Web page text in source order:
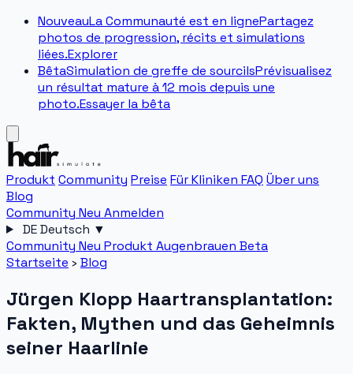
NouveauLa Communauté est en lignePartagez
photos de progression, récits et simulations
liées.Explorer
BêtaSimulation de greffe de sourcilsPrévisualisez
un résultat mature à 12 mois depuis une
photo.Essayer la bêta
Produkt Community Preise Für Kliniken FAQ Über uns
Blog
Community Neu Anmelden
DEDeutsch ▼
Community Neu Produkt Augenbrauen Beta
Startseite › Blog
Jürgen Klopp Haartransplantation:
Fakten, Mythen und das Geheimnis
seiner Haarlinie